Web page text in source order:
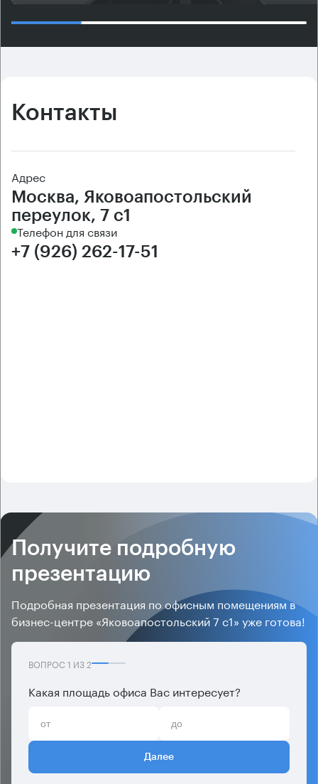
Контакты
Адрес
Москва, Яковоапостольский
переулок, 7 с1
Телефон для связи
+7 (926) 262-17-51
Получите подробную
презентацию
Подробная презентация по офисным помещениям в
бизнес-центре «Яковоапостольский 7 с1» уже готова!
ВОПРОС 1 ИЗ2
Какая площадь офиса Вас интересует?
Далее